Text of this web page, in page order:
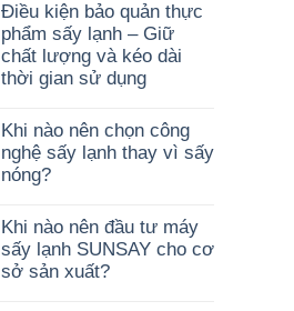
Điều kiện bảo quản thực
phẩm sấy lạnh – Giữ
chất lượng và kéo dài
thời gian sử dụng
Khi nào nên chọn công
nghệ sấy lạnh thay vì sấy
nóng?
Khi nào nên đầu tư máy
sấy lạnh SUNSAY cho cơ
sở sản xuất?